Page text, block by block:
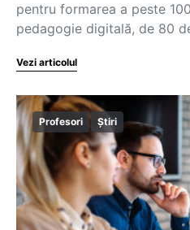
pentru formarea a peste
pedagogie digitală, de 80
Vezi articolul
Profesori Știri